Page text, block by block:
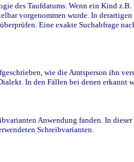
des Taufdatums. Wenn ein Kind
vorgenommen wurde. In
Eine exakte Suchabfrage
wie die Amtsperson ihn
In den Fällen bei denen
Anwendung fanden. In
Schreibvarianten.